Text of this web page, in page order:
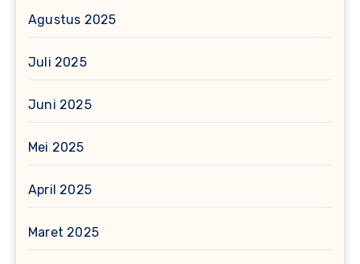
Agustus 2025
Juli 2025
Juni 2025
Mei 2025
April 2025
Maret 2025